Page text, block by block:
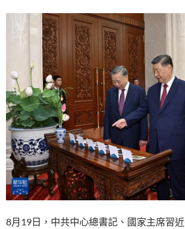
8月19日，中共中心總書記、國家主席習